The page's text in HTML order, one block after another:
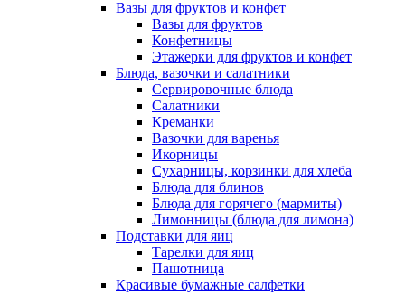
Вазы для фруктов и конфет
Вазы для фруктов
Конфетницы
Этажерки для фруктов и конфет
Блюда, вазочки и салатники
Сервировочные блюда
Салатники
Креманки
Вазочки для варенья
Икорницы
Сухарницы, корзинки для хлеба
Блюда для блинов
Блюда для горячего (мармиты)
Лимонницы (блюда для лимона)
Подставки для яиц
Тарелки для яиц
Пашотница
Красивые бумажные салфетки